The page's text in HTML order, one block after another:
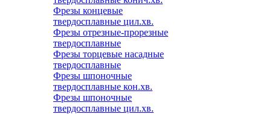
Фрезы концевые
твердосплавные цил.хв.
Фрезы отрезные-прорезные
твердосплавные
Фрезы торцевые насадные
твердосплавные
Фрезы шпоночные
твердосплавные кон.хв.
Фрезы шпоночные
твердосплавные цил.хв.